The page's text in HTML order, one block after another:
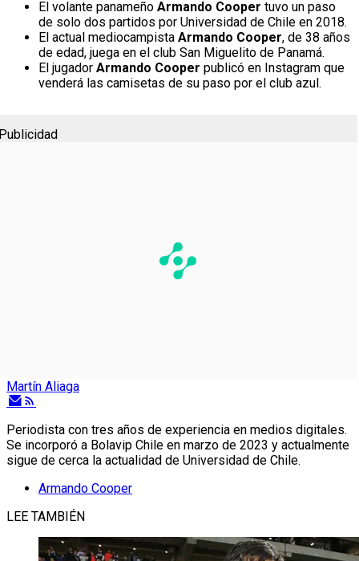
El volante panameño Armando Cooper tuvo un paso
de solo dos partidos por Universidad de Chile en 2018.
El actual mediocampista Armando Cooper, de 38 años
de edad, juega en el club San Miguelito de Panamá.
El jugador Armando Cooper publicó en Instagram que
venderá las camisetas de su paso por el club azul.
Martín Aliaga
Periodista con tres años de experiencia en medios digitales.
Se incorporó a Bolavip Chile en marzo de 2023 y actualmente
sigue de cerca la actualidad de Universidad de Chile.
Armando Cooper
LEE TAMBIÉN